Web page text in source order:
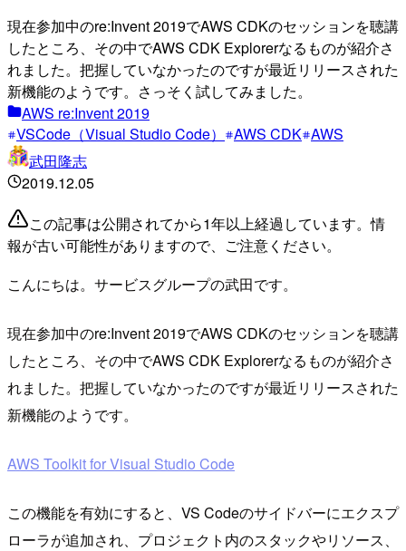
現在参加中のre:Invent 2019でAWS CDKのセッションを聴講
したところ、その中でAWS CDK Explorerなるものが紹介さ
れました。把握していなかったのですが最近リリースされた
新機能のようです。さっそく試してみました。
AWS re:Invent 2019
VSCode（Visual Studio Code）
AWS CDK AWS
武田隆志
2019.12.05
この記事は公開されてから1年以上経過しています。情
報が古い可能性がありますので、ご注意ください。
こんにちは。サービスグループの武田です。
現在参加中のre:Invent 2019でAWS CDKのセッションを聴講
したところ、その中でAWS CDK Explorerなるものが紹介さ
れました。把握していなかったのですが最近リリースされた
新機能のようです。
AWS Toolkit for Visual Studio Code
この機能を有効にすると、VS Codeのサイドバーにエクスプ
ローラが追加され、プロジェクト内のスタックやリソース、